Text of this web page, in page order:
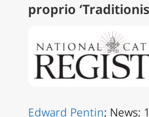
proprio ‘
Edward Pentin; News;